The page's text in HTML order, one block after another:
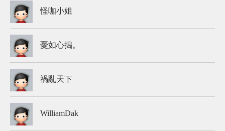
怪咖小姐
憂如心搗。
禍亂天下
WilliamDak